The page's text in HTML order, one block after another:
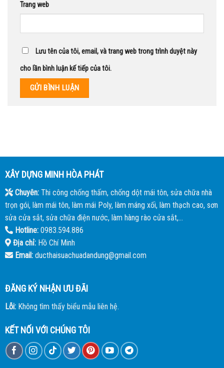
Trang web
Lưu tên của tôi, email, và trang web trong trình duyệt này
cho lần bình luận kế tiếp của tôi.
XÂY DỰNG MINH HÒA PHÁT
Chuyên:Thi công chống thấm, chống dột mái tôn, sửa chữa nhà
trọn gói, làm mái tôn, làm mái Poly, làm máng xối, làm thạch cao, sơn
sửa cửa sắt, sửa chữa điện nước, làm hàng rào cửa sắt,...
Hotline:0983.594.886
Địa chỉ:Hồ Chí Minh
Email:ducthaisuachuadandung@gmail.com
ĐĂNG KÝ NHẬN ƯU ĐÃI
Lỗi:Không tìm thấy biểu mẫu liên hệ.
KẾT NỐI VỚI CHÚNG TÔI